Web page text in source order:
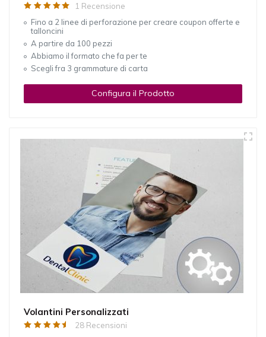
1 Recensione
Fino a 2 linee di perforazione per creare coupon offerte e
talloncini
A partire da 100 pezzi
Abbiamo il formato che fa per te
Scegli fra 3 grammature di carta
Configura il Prodotto
Volantini Personalizzati
28 Recensioni